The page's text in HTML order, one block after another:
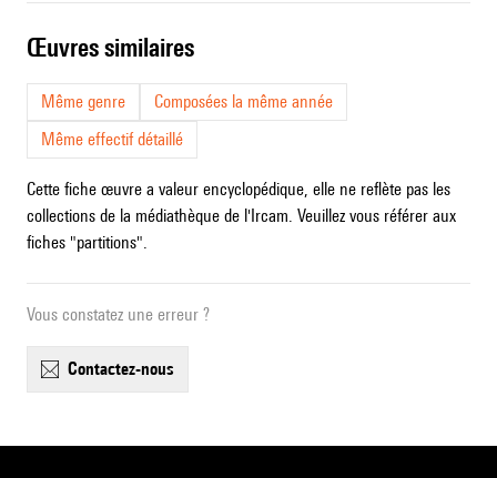
œuvres similaires
Même genre
Composées la même année
Même effectif détaillé
Cette fiche œuvre a valeur encyclopédique, elle ne reflète pas les
collections de la médiathèque de l'Ircam. Veuillez vous référer aux
fiches "partitions".
Vous constatez une erreur ?
contactez-nous